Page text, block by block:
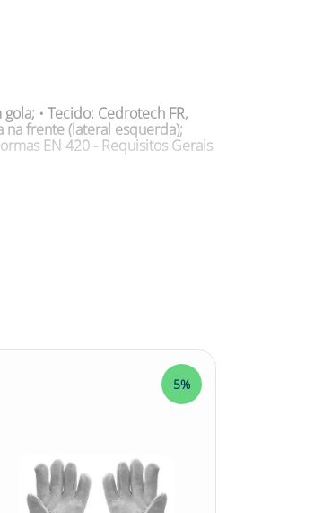
• Tecido: Cedrotech FR,
na frente (lateral esquerda);
EN 420 - Requisitos Gerais
térmicos provenientes de
corte, perfuração e calor de
em couro tipo raspa
#JGB #couro #EPI
5%